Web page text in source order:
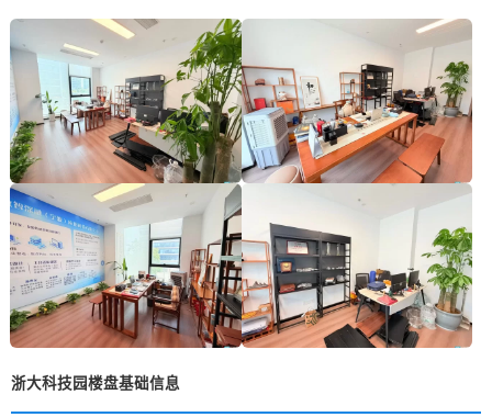
浙大科技园楼盘基础信息